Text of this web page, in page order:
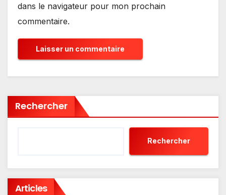
dans le navigateur pour mon prochain
commentaire.
Rechercher
Rechercher
Articles